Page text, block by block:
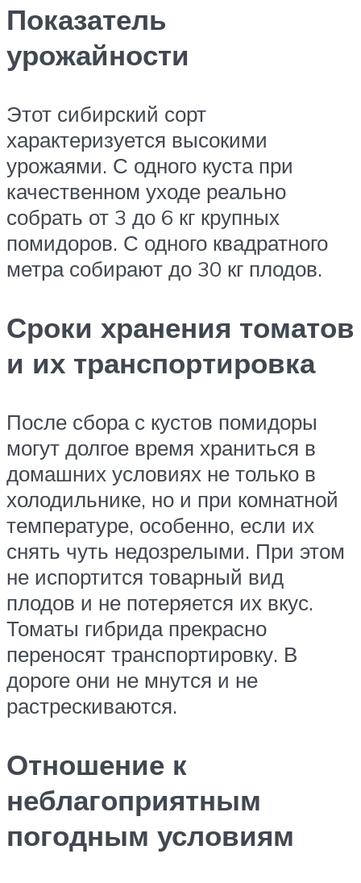
Показатель
урожайности
Этот сибирский сорт
характеризуется высокими
урожаями. С одного куста при
качественном уходе реально
собрать от 3 до 6 кг крупных
помидоров. С одного квадратного
метра собирают до 30 кг плодов.
Сроки хранения томатов
и их транспортировка
После сбора с кустов помидоры
могут долгое время храниться в
домашних условиях не только в
холодильнике, но и при комнатной
температуре, особенно, если их
снять чуть недозрелыми. При этом
не испортится товарный вид
плодов и не потеряется их вкус.
Томаты гибрида прекрасно
переносят транспортировку. В
дороге они не мнутся и не
растрескиваются.
Отношение к
неблагоприятным
погодным условиям